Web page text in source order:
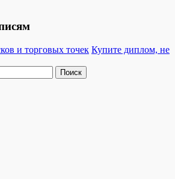
и торговых точек Купите диплом, не